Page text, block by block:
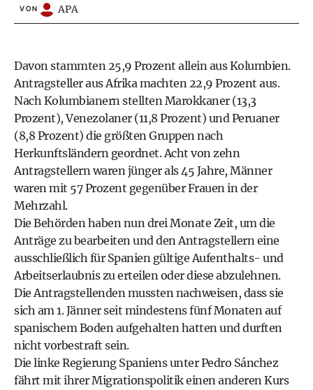
VON APA
Davon stammten 25,9 Prozent allein aus Kolumbien.
Antragsteller aus Afrika machten 22,9 Prozent aus.
Nach Kolumbianern stellten Marokkaner (13,3
Prozent), Venezolaner (11,8 Prozent) und Peruaner
(8,8 Prozent) die größten Gruppen nach
Herkunftsländern geordnet. Acht von zehn
Antragstellern waren jünger als 45 Jahre, Männer
waren mit 57 Prozent gegenüber Frauen in der
Mehrzahl.
Die Behörden haben nun drei Monate Zeit, um die
Anträge zu bearbeiten und den Antragstellern eine
ausschließlich für Spanien gültige Aufenthalts- und
Arbeitserlaubnis zu erteilen oder diese abzulehnen.
Die Antragstellenden mussten nachweisen, dass sie
sich am 1. Jänner seit mindestens fünf Monaten auf
spanischem Boden aufgehalten hatten und durften
nicht vorbestraft sein.
Die linke Regierung Spaniens unter Pedro Sánchez
fährt mit ihrer Migrationspolitik einen anderen Kurs